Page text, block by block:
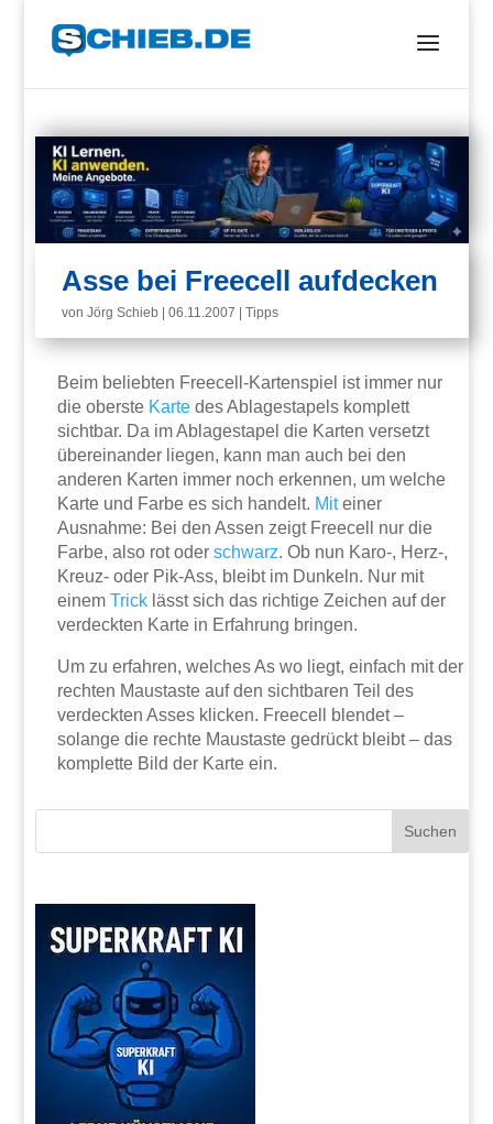
Asse bei Freecell aufdecken
vonJörg Schieb |06.11.2007 |Tipps
Beim beliebten Freecell-Kartenspiel ist immer nur
die oberste Karte des Ablagestapels komplett
sichtbar. Da im Ablagestapel die Karten versetzt
übereinander liegen, kann man auch bei den
anderen Karten immer noch erkennen, um welche
Karte und Farbe es sich handelt. Miteiner
Ausnahme: Bei den Assen zeigt Freecell nur die
Farbe, also rot oderschwarz. Ob nun Karo-, Herz-,
Kreuz- oder Pik-Ass, bleibt im Dunkeln. Nur mit
einemTrick lässt sich das richtige Zeichen auf der
verdeckten Karte in Erfahrung bringen.
Um zu erfahren, welches As wo liegt, einfach mit der
rechten Maustaste auf den sichtbaren Teil des
verdeckten Asses klicken. Freecell blendet –
solange die rechte Maustaste gedrückt bleibt – das
komplette Bild der Karte ein.